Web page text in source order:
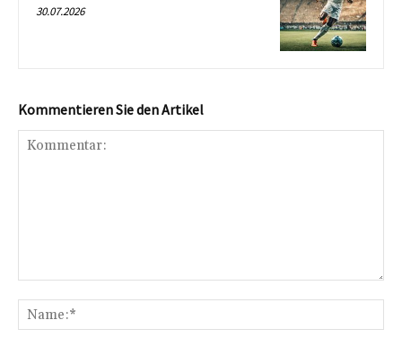
30.07.2026
Kommentieren Sie den Artikel